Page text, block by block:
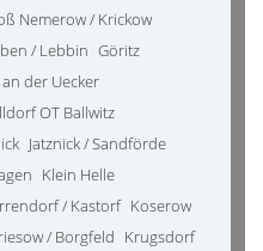
Nemerow / Krickow
/ Lebbin Göritz
der Uecker
OT Ballwitz
Jatznick / Sandförde
Klein Helle
/ Kastorf Koserow
/ Borgfeld Krugsdorf